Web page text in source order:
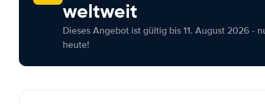
weltweit
Dieses Angebot ist gültig bis 11. August 2026 -
heute!